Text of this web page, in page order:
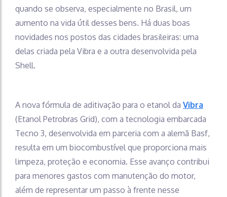
quando se observa, especialmente no Brasil, um
aumento na vida útil desses bens. Há duas boas
novidades nos postos das cidades brasileiras: uma
delas criada pela Vibra e a outra desenvolvida pela
Shell.
A nova fórmula de aditivação para o etanol da Vibra
(Etanol Petrobras Grid), com a tecnologia embarcada
Tecno 3, desenvolvida em parceria com a alemã Basf,
resulta em um biocombustível que proporciona mais
limpeza, proteção e economia. Esse avanço contribui
para menores gastos com manutenção do motor,
além de representar um passo à frente nesse